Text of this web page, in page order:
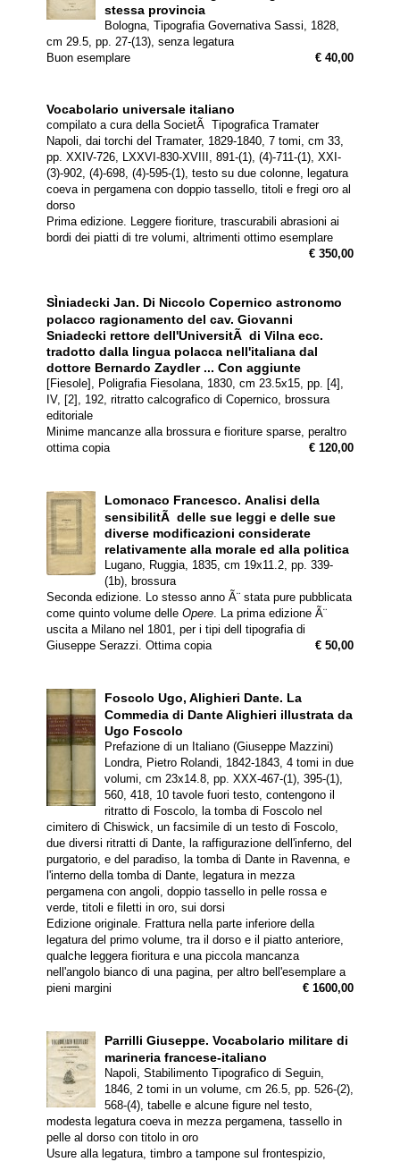
stessa provincia
Bologna, Tipografia Governativa Sassi, 1828,
cm 29.5, pp. 27-(13), senza legatura
Buon esemplare
€ 40,00
Vocabolario universale italiano
compilato a cura della SocietÃ Tipografica Tramater
Napoli, dai torchi del Tramater, 1829-1840, 7 tomi, cm 33,
pp. XXIV-726, LXXVI-830-XVIII, 891-(1), (4)-711-(1), XXI-
(3)-902, (4)-698, (4)-595-(1), testo su due colonne, legatura
coeva in pergamena con doppio tassello, titoli e fregi oro al
dorso
Prima edizione. Leggere fioriture, trascurabili abrasioni ai
bordi dei piatti di tre volumi, altrimenti ottimo esemplare
€ 350,00
SÌniadecki Jan. Di Niccolo Copernico astronomo
polacco ragionamento del cav. Giovanni
Sniadecki rettore dell'UniversitÃ di Vilna ecc.
tradotto dalla lingua polacca nell'italiana dal
dottore Bernardo Zaydler ... Con aggiunte
[Fiesole], Poligrafia Fiesolana, 1830, cm 23.5x15, pp. [4],
IV, [2], 192, ritratto calcografico di Copernico, brossura
editoriale
Minime mancanze alla brossura e fioriture sparse, peraltro
ottima copia
€ 120,00
Lomonaco Francesco. Analisi della
sensibilitÃ delle sue leggi e delle sue
diverse modificazioni considerate
relativamente alla morale ed alla politica
Lugano, Ruggia, 1835, cm 19x11.2, pp. 339-
(1b), brossura
Seconda edizione. Lo stesso anno Ã¨ stata pure pubblicata
come quinto volume delle Opere. La prima edizione Ã¨
uscita a Milano nel 1801, per i tipi dell tipografia di
Giuseppe Serazzi. Ottima copia
€ 50,00
Foscolo Ugo, Alighieri Dante. La
Commedia di Dante Alighieri illustrata da
Ugo Foscolo
Prefazione di un Italiano (Giuseppe Mazzini)
Londra, Pietro Rolandi, 1842-1843, 4 tomi in due
volumi, cm 23x14.8, pp. XXX-467-(1), 395-(1),
560, 418, 10 tavole fuori testo, contengono il
ritratto di Foscolo, la tomba di Foscolo nel
cimitero di Chiswick, un facsimile di un testo di Foscolo,
due diversi ritratti di Dante, la raffigurazione dell'inferno, del
purgatorio, e del paradiso, la tomba di Dante in Ravenna, e
l'interno della tomba di Dante, legatura in mezza
pergamena con angoli, doppio tassello in pelle rossa e
verde, titoli e filetti in oro, sui dorsi
Edizione originale. Frattura nella parte inferiore della
legatura del primo volume, tra il dorso e il piatto anteriore,
qualche leggera fioritura e una piccola mancanza
nell'angolo bianco di una pagina, per altro bell'esemplare a
pieni margini
€ 1600,00
Parrilli Giuseppe. Vocabolario militare di
marineria francese-italiano
Napoli, Stabilimento Tipografico di Seguin,
1846, 2 tomi in un volume, cm 26.5, pp. 526-(2),
568-(4), tabelle e alcune figure nel testo,
modesta legatura coeva in mezza pergamena, tassello in
pelle al dorso con titolo in oro
Usure alla legatura, timbro a tampone sul frontespizio,